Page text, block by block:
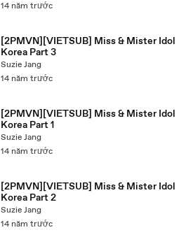
14 năm trước
[2PMVN][VIETSUB] Miss & Mister Idol
Korea Part 3
Suzie Jang
14 năm trước
[2PMVN][VIETSUB] Miss & Mister Idol
Korea Part 1
Suzie Jang
14 năm trước
[2PMVN][VIETSUB] Miss & Mister Idol
Korea Part 2
Suzie Jang
14 năm trước